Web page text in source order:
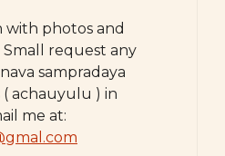
with photos and
request any
sampradaya
( achauyulu ) in
me at: